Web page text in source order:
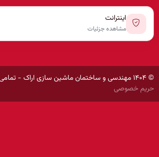
اینترانت
مشاهده جزئیات
© ۱۴۰۴ مهندسی و ساختمان ماشین سازی اراک - تمامی حقوق محفوظ است.
حریم خصوصی